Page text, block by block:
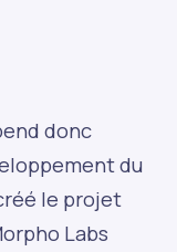
donc
du
le projet
Labs